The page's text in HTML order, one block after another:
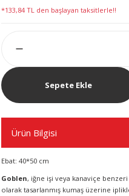
İPİ
*133,84 TL den başlayan taksitlerle!!
Sepete Ekle
Ürün Bilgisi
Ebat: 40*50 cm
Goblen, iğne işi veya kanaviçe
olarak tasarlanmış kumaş üzerine